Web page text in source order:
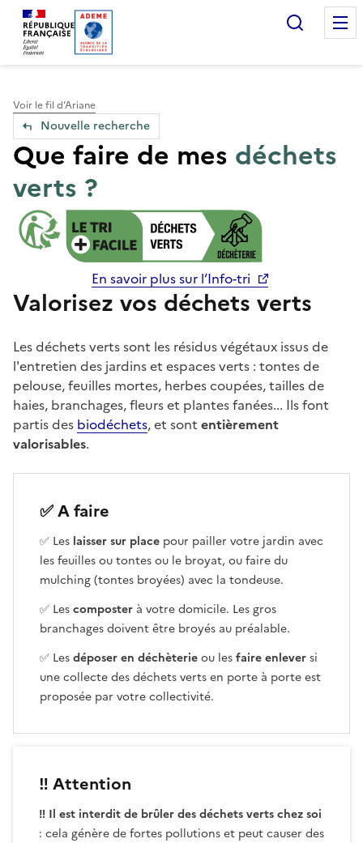
Accueil — Que Faire de mes objets & déchets
Voir le fil d’Ariane
Nouvelle recherche
Que faire de mes déchets
verts ?
En savoir plus sur l’Info-tri
Valorisez vos déchets verts
Les déchets verts sont les résidus végétaux issus de
l'entretien des jardins et espaces verts : tontes de
pelouse, feuilles mortes, herbes coupées, tailles de
haies, branchages, fleurs et plantes fanées... Ils font
partis des biodéchets, et sont entièrement
valorisables.
✅ A faire
✅ Les laisser sur place pour pailler votre jardin avec
les feuilles ou tontes ou le broyat, ou faire du
mulching (tontes broyées) avec la tondeuse.
✅ Lescomposter à votre domicile. Les gros
branchages doivent être broyés au préalable.
✅ Lesdéposer en déchèterieou lesfaire enleversi
une collecte des déchets verts en porte à porte est
proposée par votre collectivité.
‼️ Attention
‼️ Il est interdit de brûler des déchets verts chez soi
: cela génère de fortes pollutions et peut causer des